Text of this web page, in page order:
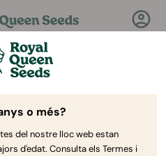
Respostes!
Seeds Help Center
o més?
del nostre lloc web estan
d'edat. Consulta els Termes i